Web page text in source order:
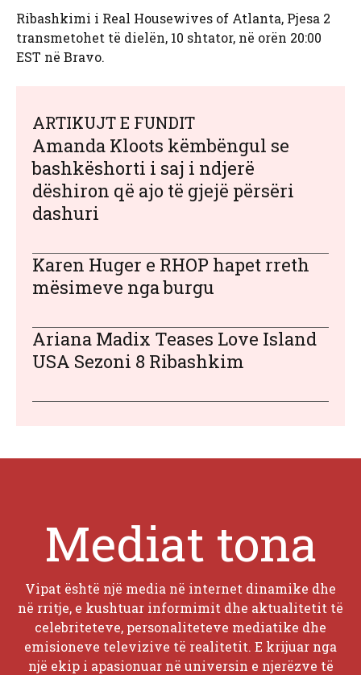
Ribashkimi i Real Housewives of Atlanta, Pjesa 2
transmetohet të dielën, 10 shtator, në orën 20:00
EST në Bravo.
ARTIKUJT E FUNDIT
Amanda Kloots këmbëngul se
bashkëshorti i saj i ndjerë
dëshiron që ajo të gjejë përsëri
dashuri
Karen Huger e RHOP hapet rreth
mësimeve nga burgu
Ariana Madix Teases Love Island
USA Sezoni 8 Ribashkim
Mediat tona
Vipat është një media në internet dinamike dhe
në rritje, e kushtuar informimit dhe aktualitetit të
celebriteteve, personaliteteve mediatike dhe
emisioneve televizive të realitetit. E krijuar nga
një ekip i apasionuar në universin e njerëzve të